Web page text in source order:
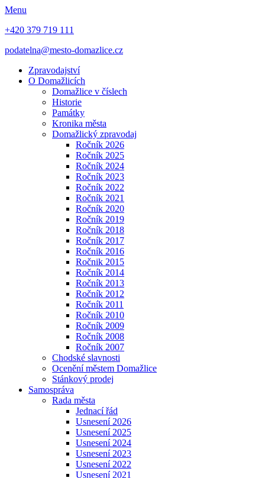
Menu
+420 379 719 111
podatelna@mesto-domazlice.cz
Zpravodajství
O Domažlicích
Domažlice v číslech
Historie
Památky
Kronika města
Domažlický zpravodaj
Ročník 2026
Ročník 2025
Ročník 2024
Ročník 2023
Ročník 2022
Ročník 2021
Ročník 2020
Ročník 2019
Ročník 2018
Ročník 2017
Ročník 2016
Ročnik 2015
Ročník 2014
Ročník 2013
Ročník 2012
Ročník 2011
Ročník 2010
Ročník 2009
Ročník 2008
Ročník 2007
Chodské slavnosti
Ocenění městem Domažlice
Stánkový prodej
Samospráva
Rada města
Jednací řád
Usnesení 2026
Usnesení 2025
Usnesení 2024
Usnesení 2023
Usnesení 2022
Usnesení 2021